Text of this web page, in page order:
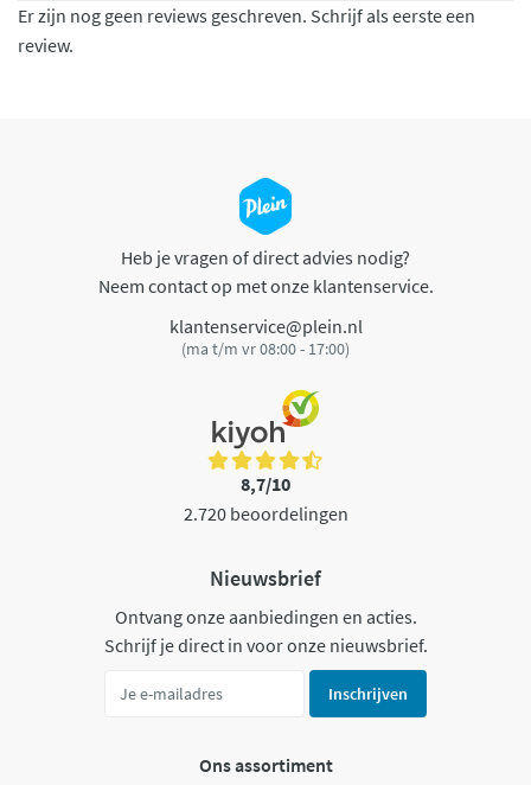
Er zijn nog geen reviews geschreven. Schrijf als eerste een
review.
Heb je vragen of direct advies nodig?
Neem contact op met onze klantenservice.
klantenservice@plein.nl
(ma t/m vr 08:00 - 17:00)
8,7/10
2.720 beoordelingen
Nieuwsbrief
Ontvang onze aanbiedingen en acties.
Schrijf je direct in voor onze nieuwsbrief.
Inschrijven
Ons assortiment